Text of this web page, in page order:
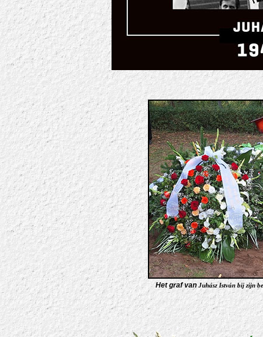
Het graf vanJuhász István bij zijn